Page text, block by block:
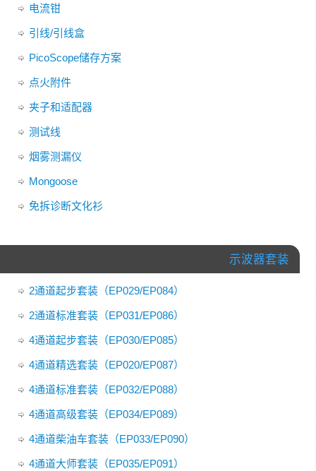
电流钳
引线/引线盒
PicoScope储存方案
点火附件
夹子和适配器
测试线
烟雾测漏仪
Mongoose
免拆诊断文化衫
示波器套装
2通道起步套装（EP029/EP084）
2通道标准套装（EP031/EP086）
4通道起步套装（EP030/EP085）
4通道精选套装（EP020/EP087）
4通道标准套装（EP032/EP088）
4通道高级套装（EP034/EP089）
4通道柴油车套装（EP033/EP090）
4通道大师套装（EP035/EP091）